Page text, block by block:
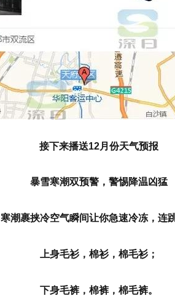
接下来播送12月份天气预报
暴雪寒潮双预警，警惕降温凶猛
寒潮裹挟冷空气瞬间让你急速冷冻，连
上身毛衫，棉衫，棉毛衫；
下身毛裤，棉裤，棉毛裤。